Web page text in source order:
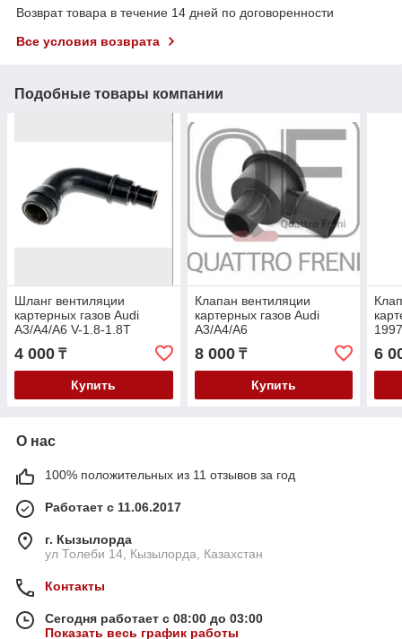
Возврат товара в течение 14 дней по договоренности
Все условия возврата
Подобные товары компании
Шланг вентиляции
картерных газов Audi
A3/A4/A6 V-1.8-1.8T
95-/Volkswagen Passat B5
V-1.8-1.8T 97-/Skoda
Super
4 000 ₸
Купить
Клапан вентиляции
картерных газов Audi
A3/A4/A6
2000-/Volkswagen
Golf/Passat /Polo/Skoda
Octavia/Fabia/Rapid
8 000₸
Купить
1.6/
6
О нас
100% положительных из 11 отзывов за год
Работает с 11.06.2017
г. Кызылорда
ул Толеби 14, Кызылорда, Казахстан
Контакты
Сегодня работает с 08:00 до 03:00
Показать весь график работы